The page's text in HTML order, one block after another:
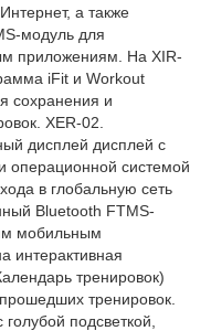
а также
модуль для
приложениям. На XIR-
iFit и Workout
сохранения и
XER-02.
дисплей дисплей с
операционной системой
в глобальную сеть
Bluetooth FTMS-
мобильным
интерактивная
тренировок)
тренировок.
подсветкой,